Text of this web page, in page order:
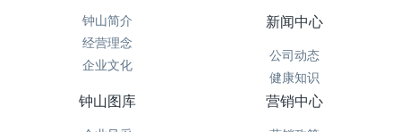
钟山简介
经营理念
企业文化
新闻中心
公司动态
健康知识
钟山图库 营销中心